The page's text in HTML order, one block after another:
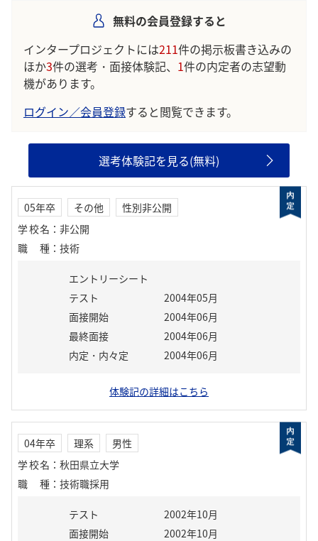
無料の会員登録すると
インタープロジェクトには211件の掲示板書き込みの
ほか3件の選考・面接体験記、 1件の内定者の志望動
機があります。
ログイン／会員登録すると閲覧できます。
選考体験記を見る(無料)
05年卒 その他
性別非公開
学校名 ： 非公開
職種 ： 技術
エントリーシート
テスト
2004年05月
面接開始
2004年06月
最終面接
2004年06月
内定・内々定
2004年06月
体験記の詳細はこちら
04年卒 理系
男性
学校名 ： 秋田県立大学
職種 ： 技術職採用
テスト
2002年10月
面接開始
2002年10月